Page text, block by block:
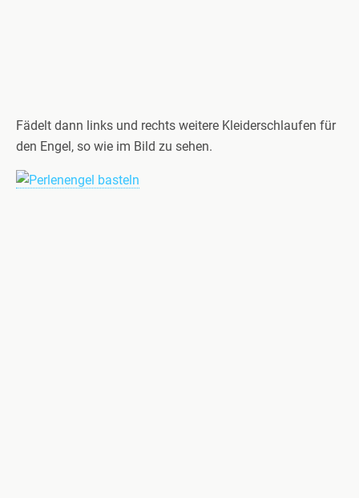
Fädelt dann links und rechts weitere Kleiderschlaufen für
den Engel, so wie im Bild zu sehen.